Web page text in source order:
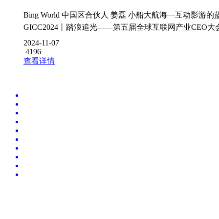
Bing World 中国区合伙人 姜磊 小船大航海—互动影游的
GICC2024丨踏浪追光——第五届全球互联网产业CEO大
2024-11-07
4196
查看详情